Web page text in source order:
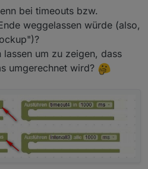
bei timeouts bzw.
weggelassen würde (also,
um zu zeigen, dass
umgerechnet wird?